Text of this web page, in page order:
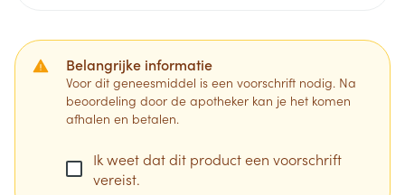
Belangrijke informatie
Voor dit geneesmiddel is een voorschrift nodig. Na
beoordeling door de apotheker kan je het komen
afhalen en betalen.
Ik weet dat dit product een voorschrift
vereist.